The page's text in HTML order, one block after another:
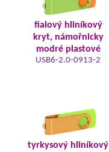
fialový hliníkový
kryt, námořnicky
modré plastové
USB6-2.0-0913-2
tyrkysový hliníkový